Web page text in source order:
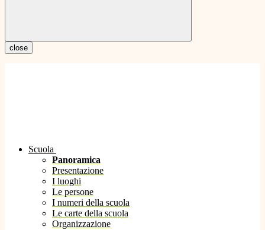
close
Scuola
Panoramica
Presentazione
I luoghi
Le persone
I numeri della scuola
Le carte della scuola
Organizzazione